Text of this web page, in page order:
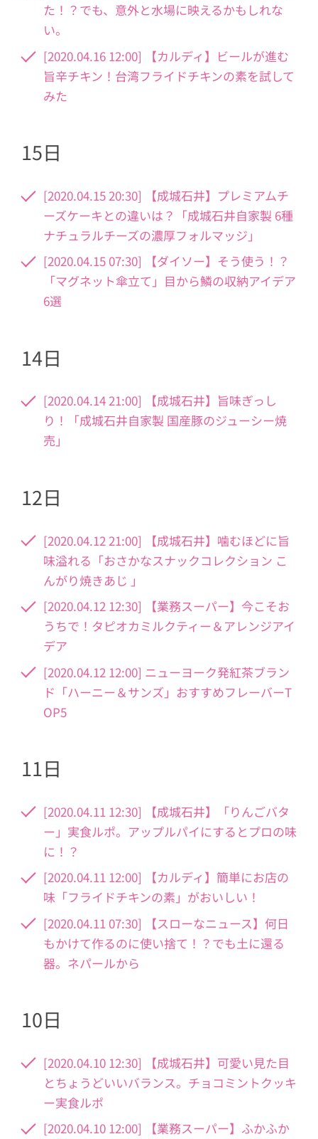
た！？でも、意外と水場に映えるかもしれな
い。
[2020.04.16 12:00] 【カルディ】ビールが進む
旨辛チキン！台湾フライドチキンの素を試して
みた
15日
[2020.04.15 20:30] 【成城石井】プレミアムチ
ーズケーキとの違いは？「成城石井自家製 6種
ナチュラルチーズの濃厚フォルマッジ」
[2020.04.15 07:30] 【ダイソー】そう使う！？
「マグネット傘立て」目から鱗の収納アイデア
6選
14日
[2020.04.14 21:00] 【成城石井】旨味ぎっし
り！「成城石井自家製 国産豚のジューシー焼
売」
12日
[2020.04.12 21:00] 【成城石井】噛むほどに旨
味溢れる「おさかなスナックコレクション こ
んがり焼きあじ 」
[2020.04.12 12:30] 【業務スーパー】今こそお
うちで！タピオカミルクティー＆アレンジアイ
デア
[2020.04.12 12:00] ニューヨーク発紅茶ブラン
ド「ハーニー＆サンズ」おすすめフレーバーT
OP5
11日
[2020.04.11 12:30] 【成城石井】「りんごバタ
ー」実食ルポ。アップルパイにするとプロの味
に！？
[2020.04.11 12:00] 【カルディ】簡単にお店の
味「フライドチキンの素」がおいしい！
[2020.04.11 07:30] 【スローなニュース】何日
もかけて作るのに使い捨て！？でも土に還る
器。ネパールから
10日
[2020.04.10 12:30] 【成城石井】可愛い見た目
とちょうどいいバランス。チョコミントクッキ
ー実食ルポ
[2020.04.10 12:00] 【業務スーパー】ふかふか